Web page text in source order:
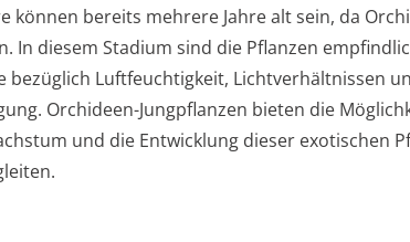
können bereits mehrere Jahre alt sein, da
In diesem Stadium sind die Pflanzen
bezüglich Luftfeuchtigkeit, Lichtverhältnissen
Orchideen-Jungpflanzen bieten die
und die Entwicklung dieser exotischen